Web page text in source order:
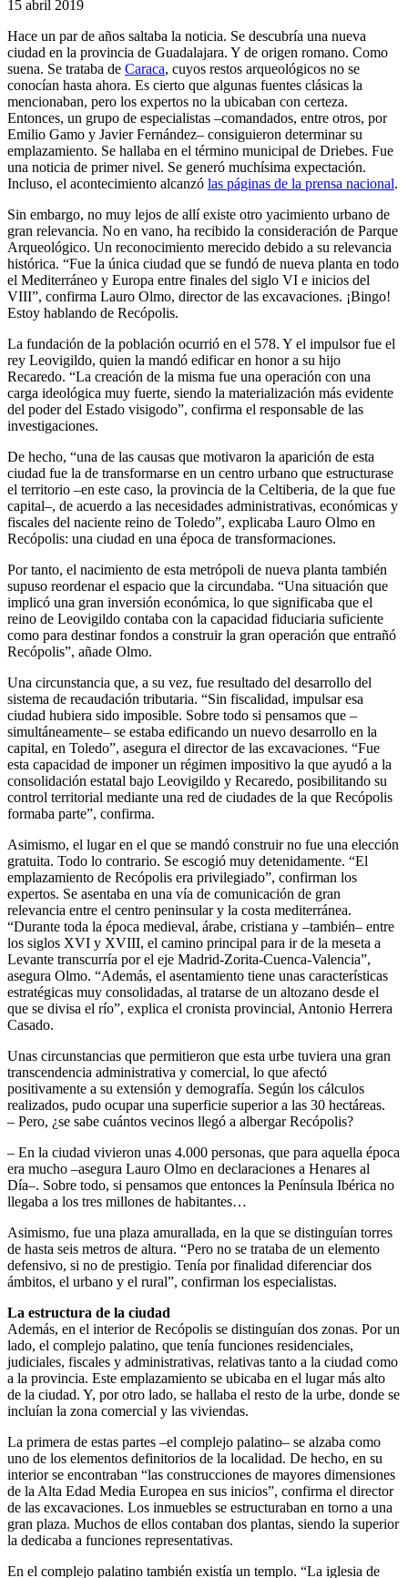
15 abril 2019
Hace un par de años saltaba la noticia. Se descubría una nueva
ciudad en la provincia de Guadalajara. Y de origen romano. Como
suena. Se trataba de Caraca, cuyos restos arqueológicos no se
conocían hasta ahora. Es cierto que algunas fuentes clásicas la
mencionaban, pero los expertos no la ubicaban con certeza.
Entonces, un grupo de especialistas –comandados, entre otros, por
Emilio Gamo y Javier Fernández– consiguieron determinar su
emplazamiento. Se hallaba en el término municipal de Driebes. Fue
una noticia de primer nivel. Se generó muchísima expectación.
Incluso, el acontecimiento alcanzó las páginas de la prensa nacional.
Sin embargo, no muy lejos de allí existe otro yacimiento urbano de
gran relevancia. No en vano, ha recibido la consideración de Parque
Arqueológico. Un reconocimiento merecido debido a su relevancia
histórica. “Fue la única ciudad que se fundó de nueva planta en todo
el Mediterráneo y Europa entre finales del siglo VI e inicios del
VIII”, confirma Lauro Olmo, director de las excavaciones. ¡Bingo!
Estoy hablando de Recópolis.
La fundación de la población ocurrió en el 578. Y el impulsor fue el
rey Leovigildo, quien la mandó edificar en honor a su hijo
Recaredo. “La creación de la misma fue una operación con una
carga ideológica muy fuerte, siendo la materialización más evidente
del poder del Estado visigodo”, confirma el responsable de las
investigaciones.
De hecho, “una de las causas que motivaron la aparición de esta
ciudad fue la de transformarse en un centro urbano que estructurase
el territorio –en este caso, la provincia de la Celtiberia, de la que fue
capital–, de acuerdo a las necesidades administrativas, económicas y
fiscales del naciente reino de Toledo”, explicaba Lauro Olmo en
Recópolis: una ciudad en una época de transformaciones.
Por tanto, el nacimiento de esta metrópoli de nueva planta también
supuso reordenar el espacio que la circundaba. “Una situación que
implicó una gran inversión económica, lo que significaba que el
reino de Leovigildo contaba con la capacidad fiduciaria suficiente
como para destinar fondos a construir la gran operación que entrañó
Recópolis”, añade Olmo.
Una circunstancia que, a su vez, fue resultado del desarrollo del
sistema de recaudación tributaria. “Sin fiscalidad, impulsar esa
ciudad hubiera sido imposible. Sobre todo si pensamos que –
simultáneamente– se estaba edificando un nuevo desarrollo en la
capital, en Toledo”, asegura el director de las excavaciones. “Fue
esta capacidad de imponer un régimen impositivo la que ayudó a la
consolidación estatal bajo Leovigildo y Recaredo, posibilitando su
control territorial mediante una red de ciudades de la que Recópolis
formaba parte”, confirma.
Asimismo, el lugar en el que se mandó construir no fue una elección
gratuita. Todo lo contrario. Se escogió muy detenidamente. “El
emplazamiento de Recópolis era privilegiado”, confirman los
expertos. Se asentaba en una vía de comunicación de gran
relevancia entre el centro peninsular y la costa mediterránea.
“Durante toda la época medieval, árabe, cristiana y –también– entre
los siglos XVI y XVIII, el camino principal para ir de la meseta a
Levante transcurría por el eje Madrid-Zorita-Cuenca-Valencia”,
asegura Olmo. “Además, el asentamiento tiene unas características
estratégicas muy consolidadas, al tratarse de un altozano desde el
que se divisa el río”, explica el cronista provincial, Antonio Herrera
Casado.
Unas circunstancias que permitieron que esta urbe tuviera una gran
transcendencia administrativa y comercial, lo que afectó
positivamente a su extensión y demografía. Según los cálculos
realizados, pudo ocupar una superficie superior a las 30 hectáreas.
– Pero, ¿se sabe cuántos vecinos llegó a albergar Recópolis?
– En la ciudad vivieron unas 4.000 personas, que para aquella época
era mucho –asegura Lauro Olmo en declaraciones a Henares al
Día–. Sobre todo, si pensamos que entonces la Península Ibérica no
llegaba a los tres millones de habitantes…
Asimismo, fue una plaza amurallada, en la que se distinguían torres
de hasta seis metros de altura. “Pero no se trataba de un elemento
defensivo, si no de prestigio. Tenía por finalidad diferenciar dos
ámbitos, el urbano y el rural”, confirman los especialistas.
La estructura de la ciudad
Además, en el interior de Recópolis se distinguían dos zonas. Por un
lado, el complejo palatino, que tenía funciones residenciales,
judiciales, fiscales y administrativas, relativas tanto a la ciudad como
a la provincia. Este emplazamiento se ubicaba en el lugar más alto
de la ciudad. Y, por otro lado, se hallaba el resto de la urbe, donde se
incluían la zona comercial y las viviendas.
La primera de estas partes –el complejo palatino– se alzaba como
uno de los elementos definitorios de la localidad. De hecho, en su
interior se encontraban “las construcciones de mayores dimensiones
de la Alta Edad Media Europea en sus inicios”, confirma el director
de las excavaciones. Los inmuebles se estructuraban en torno a una
gran plaza. Muchos de ellos contaban dos plantas, siendo la superior
la dedicaba a funciones representativas.
En el complejo palatino también existía un templo. “La iglesia de